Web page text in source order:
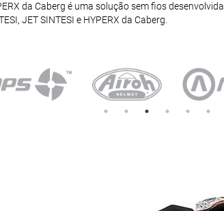
da Caberg é uma solução sem fios desenvolvida
JET SINTESI e HYPERX da Caberg.